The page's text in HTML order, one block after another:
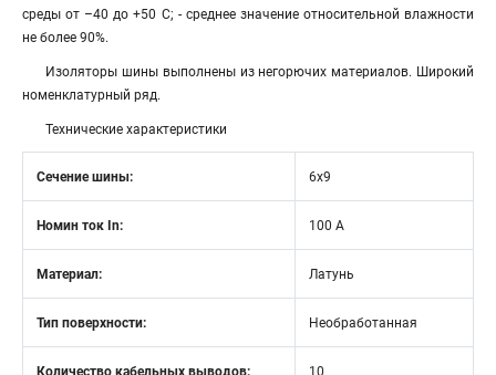
среды от –40 до +50 С; - среднее значение относительной влажности
не более 90%.
Изоляторы шины выполнены из негорючих материалов. Широкий
номенклатурный ряд.
Технические характеристики
Сечение шины: 6х9
Номин ток In: 100 А
Материал: Латунь
Тип поверхности: Необработанная
Количество кабельных выводов: 10